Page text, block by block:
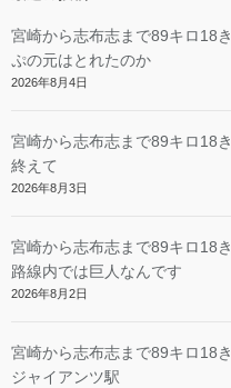
宮崎から志布志まで89キロ18
ぷの元はとれたのか
2026年8月4日
宮崎から志布志まで89キロ18
終えて
2026年8月3日
宮崎から志布志まで89キロ18
路線内では巨人なんです
2026年8月2日
宮崎から志布志まで89キロ18
ジャイアンツ駅